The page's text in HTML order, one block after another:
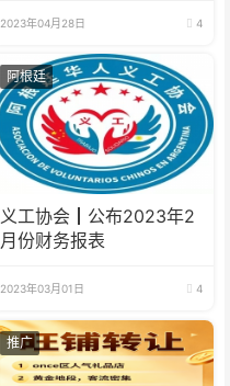
2023年04月28日 4
阿根廷
义工协会┃公布2023年2
月份财务报表
2023年03月01日 4
推广